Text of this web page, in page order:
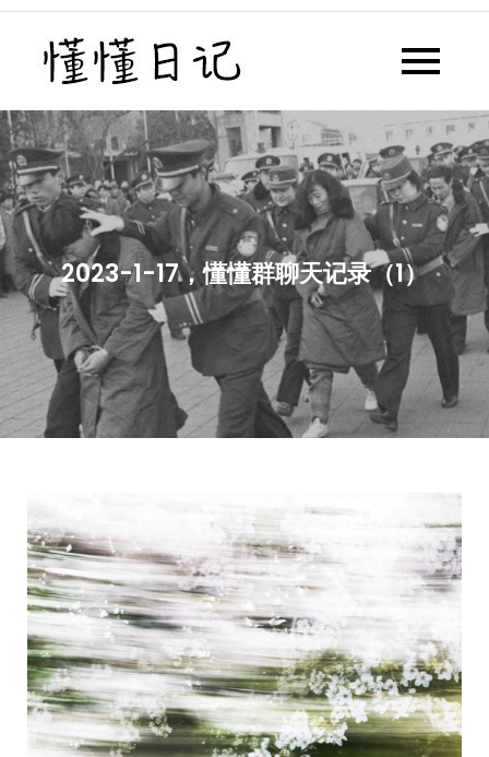
Skip
content
懂懂日记网每天同步更新懂懂学
2023-1-17，懂懂群聊天记录（1）